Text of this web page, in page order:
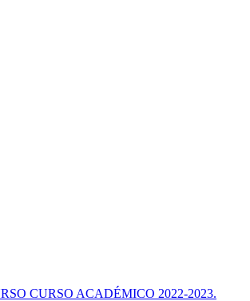
CURSO ACADÉMICO 2022-2023.